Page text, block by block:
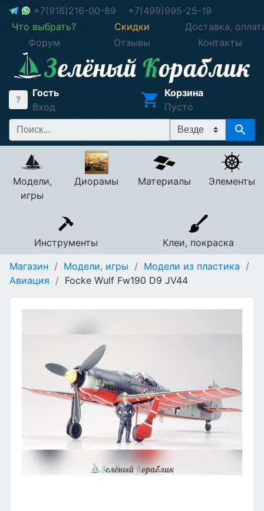
+7(916)216-00-89
+7(499)995-25-19
Что выбрать?
Скидки
Доставка,
Форум
Отзывы Контакты
Гость
Вход
Корзина
Пусто
Модели,
игры
Диорамы Материалы Элементы
Инструменты
Клеи, покраска
Магазин / Модели, игры / Модели из пластика /
Авиация / Focke Wulf Fw190 D9 JV44